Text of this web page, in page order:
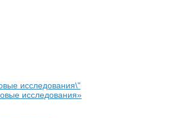
исследования\"
исследования»